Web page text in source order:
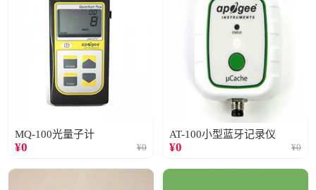
MQ-100光量子计
¥0 ¥0
AT-100小型蓝牙记录仪
¥0 ¥0